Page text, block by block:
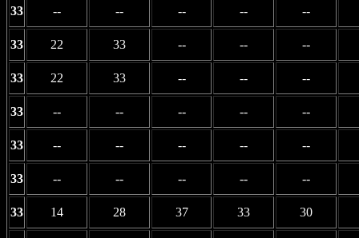
33 -- -- -- -- --
33 22 33 -- -- --
33 22 33 -- -- --
33 -- -- -- -- --
33 -- -- -- -- --
33 -- -- -- -- --
33 14 28 37 33 30